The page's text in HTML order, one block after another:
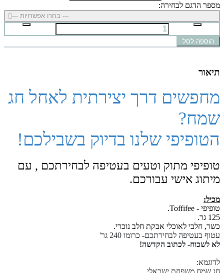
מספר הדגם לבחירה:
--- בחרו אפשרויות ---
הוספה לסל
תיאור
מחפשים דרך יצירתית לאחל חג
שמח?
הטופיפי שלנו בדיוק בשבילכם!
טופיפי מתוק וטעים בעטיפה לבחירתכם , עם
מיתוג אישי עבורכם.
מכיל:
טופיפי - Toffifee.
125 גר.
כשר, חלבי לאוכלי אבקת חלב נוכרי.
עטוף בעטיפה לבחירתכם- כרומו 240 גר'
לא לשכוח- לכתוב הקדשה!
לדוגמא: